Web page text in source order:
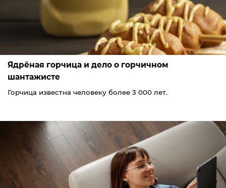
Ядрёная горчица и дело о горчичном
шантажисте
Горчица известна человеку более 3 000 лет.